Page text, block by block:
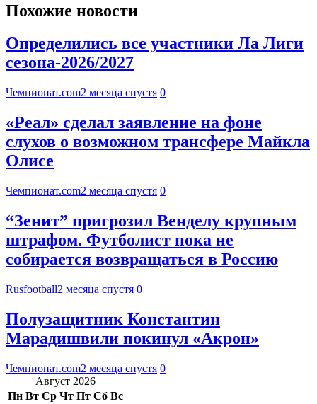
Похожие новости
Определились все участники Ла Лиги
сезона-2026/2027
Чемпионат.com2 месяца спустя 0
«Реал» сделал заявление на фоне
слухов о возможном трансфере Майкла
Олисе
Чемпионат.com2 месяца спустя 0
“Зенит” пригрозил Венделу крупным
штрафом. Футболист пока не
собирается возвращаться в Россию
Rusfootball2 месяца спустя 0
Полузащитник Константин
Марадишвили покинул «Акрон»
Чемпионат.com2 месяца спустя 0
Август 2026
Пн Вт Ср Чт Пт Сб Вс